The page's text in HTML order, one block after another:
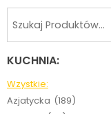
KUCHNIA:
Wzystkie:
Azjatycka (189)